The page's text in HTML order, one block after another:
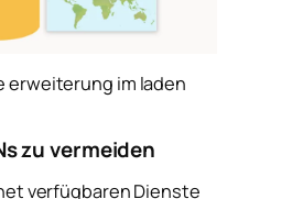
erweiterung im laden
zu vermeiden
verfügbaren Dienste